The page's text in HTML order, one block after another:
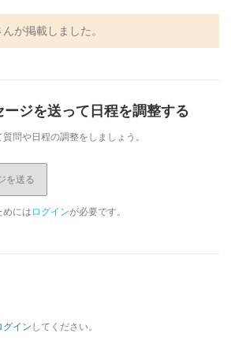
んが掲載しました。
ージを送って日程を調整する
問や日程の調整をしましょう。
を送る
には ログインが必要です。
グイン してください。